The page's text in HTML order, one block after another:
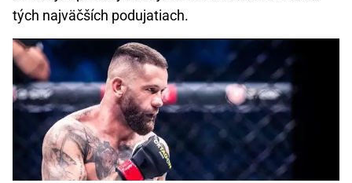
tých najväčších podujatiach.